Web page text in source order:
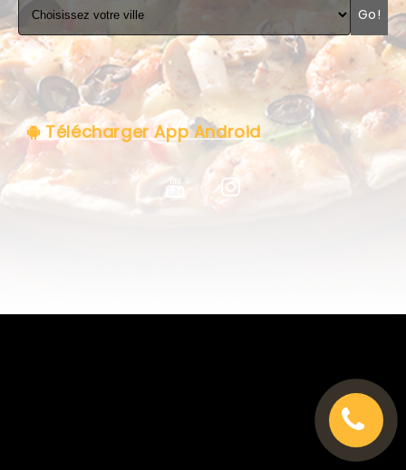
VOS AVIS
MENTIONS LÉGALES
C.G.V
Go!
Télécharger App Android